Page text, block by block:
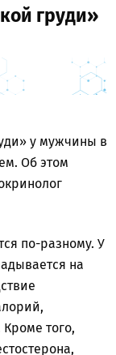
груди»
у мужчины в
Об этом
по-разному. У
на
того,